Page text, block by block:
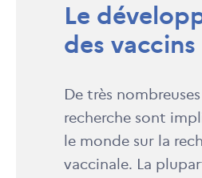
Le
des vaccins
De très
recherche sont
le monde sur la
vaccinale. La